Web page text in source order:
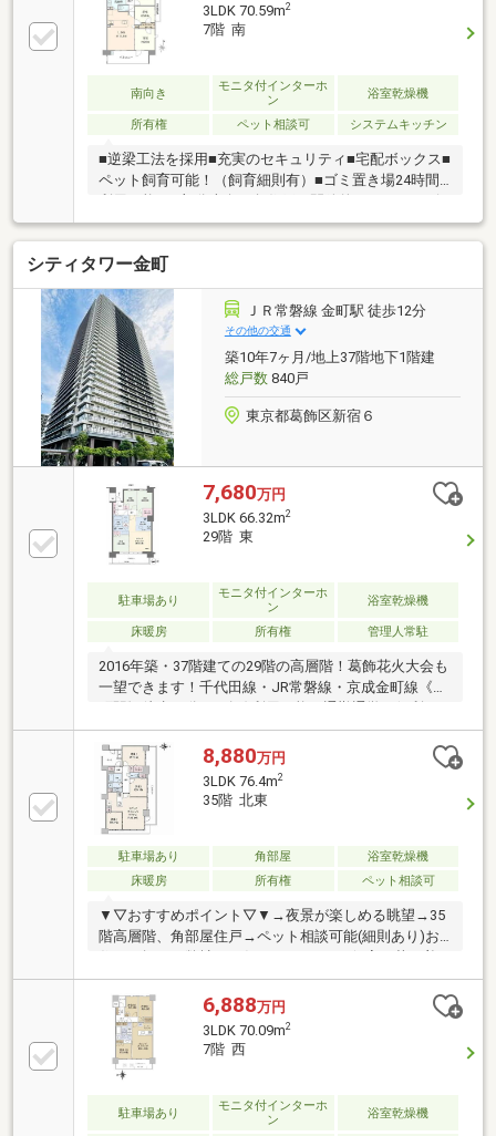
3LDK 70.59m2
7階 南
南向き
モニタ付インターホ
ン
浴室乾燥機
所有権 ペット相談可 システムキッチン
■逆梁工法を採用■充実のセキュリティ■宅配ボックス■
ペット飼育可能！（飼育細則有）■ゴミ置き場24時間
ューを楽しめます■ウォークインクローゼットを備え
た洋室■玄関にはシューズインクローゼット■いつでも
居心地のいいキッチン・ディスポーザー付き・IHクッ
キングヒーター・人造大理石のカウンター・浄水器一
体型ハンドシャワー水栓・静音シンク・プルモーショ
ン機能付き引き出し■設備、機能充実なバスルーム・
1418サイズの浴室
シティタワー金町
ＪＲ常磐線 金町駅 徒歩12分
その他の交通
築10年7ヶ月/地上37階地下1階建
総戸数840戸
東京都葛飾区新宿６
7,680万円
3LDK 66.32m2
29階 東
駐車場あり
モニタ付インターホ
ン
浴室乾燥機
床暖房 所有権 管理人常駐
2016年築・37階建ての29階の高層階！葛飾花火大会も
一望できます！千代田線・JR常磐線・京成金町線《金
お出掛けにもアクセス良好！10.5帖のリビングダイニ
ングには寒い日にありがたい床暖房付！24時間有人管
理による手厚いセキュリティ体制・オートロックで防
犯面も安心！ラグジュアリーな共有部分も魅力的！＝
＝＝＝＝＝＝＝＝＝＝＝＝＝＝＝＝＝＝＝＝＝＝＝＝
＝◇現地のご案内は勿論、周辺物件のご紹介もさせて
いただきます◇ ◆資金プランや住宅ローンなどお気軽
にご相談ください◆ ＝＝＝＝＝＝＝＝＝＝＝＝＝＝＝
8,880万円
3LDK 76.4m2
35階 北東
駐車場あり 角部屋
浴室乾燥機
床暖房
所有権 ペット相談可
▼▽おすすめポイント▽▼→夜景が楽しめる眺望→35
階高層階、角部屋住戸→ペット相談可能(細則あり)お
いた環境の中、何でもご相談いただけます・不動産会
社専用の物件情報システムをご覧いただきお住まい探
しができます・専用の資金計画シミュレーションを使
用し、お客様に合わせた資金計画・ライフプランのご
提案をいたします・お住まいのお悩みがありましたら
お気軽にご相談ください購入・売却はもちろん住み替
えや投資など…お客様のご要望に応じた最適なご提案
6,888万円
3LDK 70.09m2
7階 西
駐車場あり
モニタ付インターホ
ン
浴室乾燥機